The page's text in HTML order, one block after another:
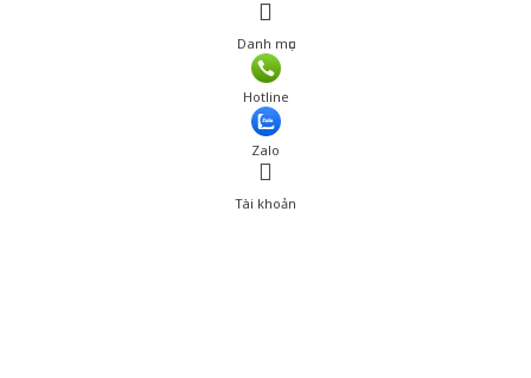
Danh mục
Hotline
Zalo
Tài khoản